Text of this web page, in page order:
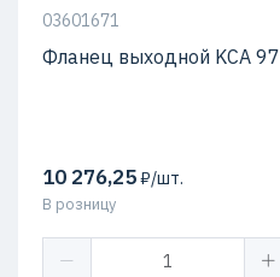
03601671
Фланец выходной KCA 97
10 276,25₽/шт.
В розницу